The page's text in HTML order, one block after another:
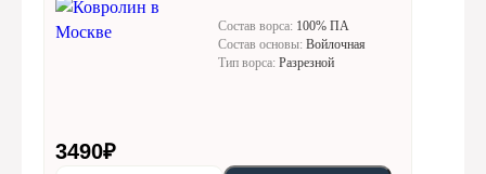
Состав ворса: 100% ПА
Состав основы: Войлочная
Тип ворса: Разрезной
3490₽